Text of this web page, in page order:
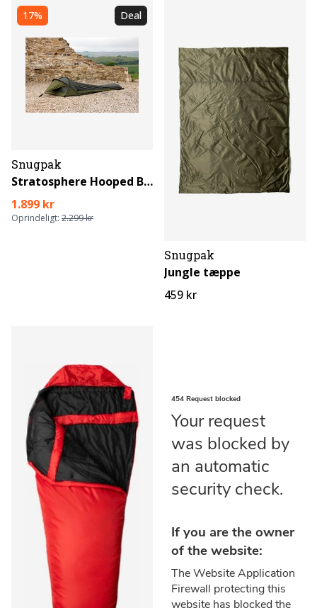
17% Deal
Snugpak
Stratosphere Hooped Bivvi Shelter
1.899 kr
Oprindeligt: 2.299 kr
Snugpak
Jungle tæppe
459 kr